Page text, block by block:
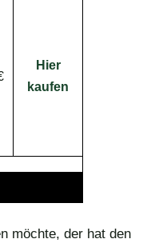
Hier
kaufen
möchte, der hat den